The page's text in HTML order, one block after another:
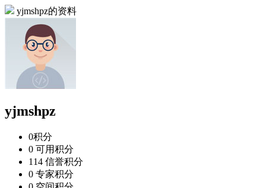
yjmshpz的资料
yjmshpz
0积分
0 可用积分
114 信誉积分
0 专家积分